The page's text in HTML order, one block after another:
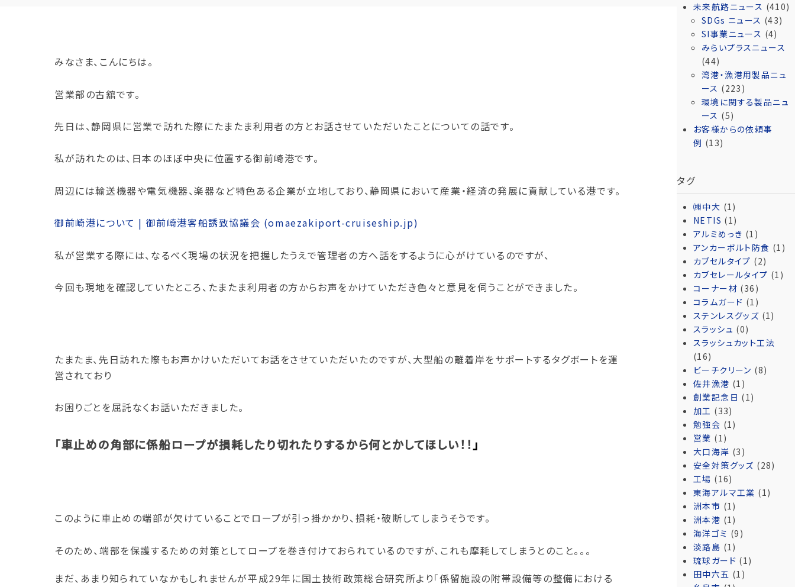
みなさま、こんにちは。
営業部の古舘です。
先日は、静岡県に営業で訪れた際にたまたま利用者の方とお話させていただいたことについての話です。
私が訪れたのは、日本のほぼ中央に位置する御前崎港です。
周辺には輸送機器や電気機器、楽器など特色ある企業が立地しており、静岡県において産業・経済の発展に貢献している港です。
御前崎港について | 御前崎港客船誘致協議会 (omaezakiport-cruiseship.jp)
私が営業する際には、なるべく現場の状況を把握したうえで管理者の方へ話をするように心がけているのですが、
今回も現地を確認していたところ、たまたま利用者の方からお声をかけていただき色々と意見を伺うことができました。
たまたま、先日訪れた際もお声かけいただいてお話をさせていただいたのですが、大型船の離着岸をサポートするタグボートを運
営されており
お困りごとを屈託なくお話いただきました。
「車止めの角部に係船ロープが損耗したり切れたりするから何とかしてほしい！！」
このように車止めの端部が欠けていることでロープが引っ掛かかり、損耗・破断してしまうそうです。
そのため、端部を保護するための対策としてロープを巻き付けておられているのですが、これも摩耗してしまうとのこと。。。
まだ、あまり知られていなかもしれませんが平成29年に国土技術政策総合研究所より「係留施設の附帯設備等の整備における
未来航路ニュース (410)
SDGs ニュース (43)
SI事業ニュース (4)
みらいプラスニュース
(44)
湾港・漁港用製品ニュ
ース (223)
環境に関する製品ニュ
ース (5)
お客様からの依頼事
例 (13)
タグ
㈱中大 (1)
NETIS (1)
アルミめっき (1)
アンカーボルト防食 (1)
カブセルタイプ (2)
カブセレールタイプ (1)
コーナー材 (36)
コラムガード (1)
ステンレスグッズ (1)
スラッシュ (0)
スラッシュカット工法
(16)
ビーチクリーン (8)
佐井漁港 (1)
創業記念日 (1)
加工 (33)
勉強会 (1)
営業 (1)
大口海岸 (3)
安全対策グッズ (28)
工場 (16)
東海アルマ工業 (1)
洲本市 (1)
洲本港 (1)
海洋ゴミ (9)
淡路島 (1)
琉球ガード (1)
田中六五 (1)